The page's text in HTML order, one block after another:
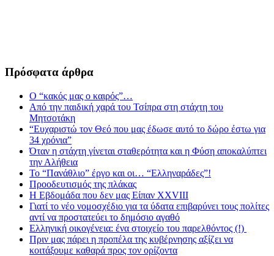
Πρόσφατα άρθρα
Ο “κακός μας ο καιρός”…
Από την παιδική χαρά του Τσίπρα στη στάχτη του
Μητσοτάκη
“Ευχαριστώ τον Θεό που μας έδωσε αυτό το δώρο έστω για
34 χρόνια”
Όταν η στάχτη γίνεται σταθερότητα και η Φύση αποκαλύπτει
την Αλήθεια
Το “Πανάθλιο” έργο και οι… “Ελληναράδες”!
Προοδευτισμός της πλάκας
Η Εβδομάδα που δεν μας Είπαν XXVIII
Γιατί το νέο νομοσχέδιο για τα ύδατα επιβαρύνει τους πολίτες
αντί να προστατεύει το δημόσιο αγαθό
Ελληνική οικογένεια: ένα στοιχείο του παρελθόντος (!)
Πριν μας πάρει η προπέλα της κυβέρνησης αξίζει να
κοιτάξουμε καθαρά προς τον ορίζοντα